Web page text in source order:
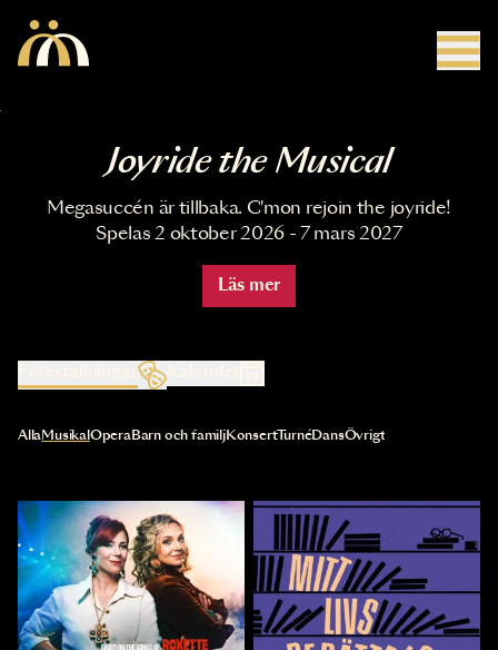
Joyride the Musical
Megasuccén är tillbaka. C'mon rejoin the joyride!
Spelas 2 oktober 2026 - 7 mars 2027
Läs mer
Kalender
Val av kategori uppdaterar innehållet automatiskt
AllaMusikal OperaBarn och familjKonsertTurnéDansÖvrigt